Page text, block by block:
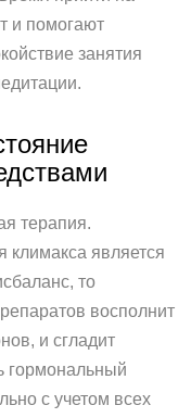
и помогают
занятия
терапия.
климакса является
то
восполнит
и сгладит
гормональный
с учетом всех